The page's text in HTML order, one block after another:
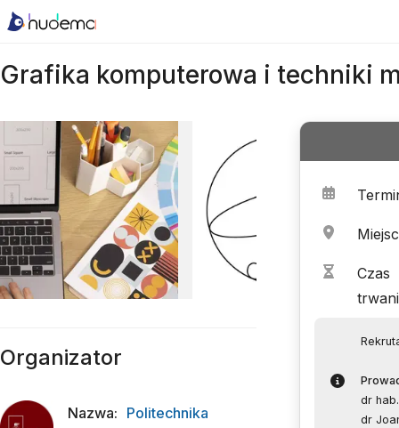
Grafika komputerowa i techniki
Czas
dr
dr
Organizator
Nazwa: Politechnika